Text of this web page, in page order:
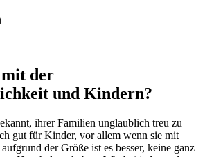
mit der
und Kindern?
ihrer Familien unglaublich treu zu
gut für Kinder, vor allem wenn sie mit
der Größe ist es besser, keine ganz